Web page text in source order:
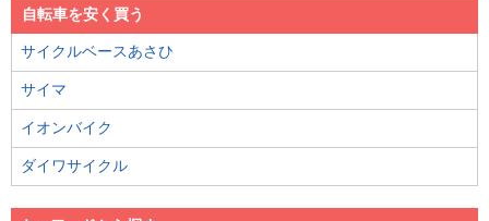
自転車を安く買う
サイクルベースあさひ
サイマ
イオンバイク
ダイワサイクル